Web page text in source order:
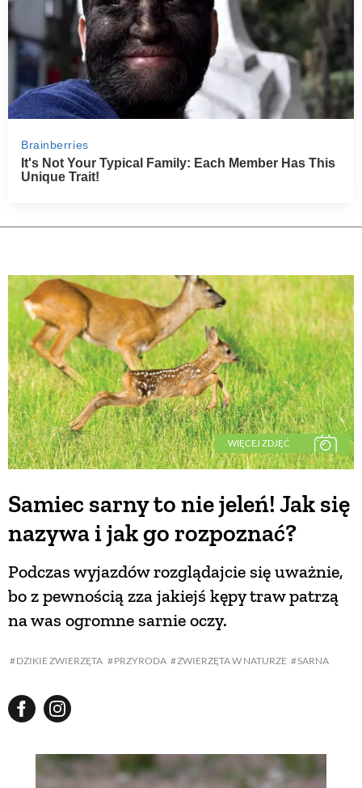
WIĘCEJ ZDJĘĆ
Samiec sarny to nie jeleń! Jak się
nazywa i jak go rozpoznać?
DZIKIE ZWIERZĘTA PRZYRODA ZWIERZĘTA W NATURZE SARNA
Podczas wyjazdów rozglądajcie się uważnie,
bo z pewnością zza jakiejś kępy traw patrzą
na was ogromne sarnie oczy.